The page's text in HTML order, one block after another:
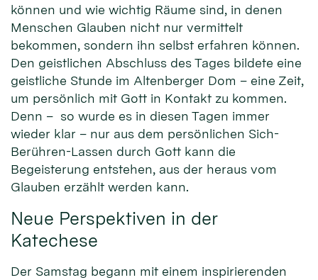
können und wie wichtig Räume sind, in denen
Menschen Glauben nicht nur vermittelt
bekommen, sondern ihn selbst erfahren können.
Den geistlichen Abschluss des Tages bildete eine
geistliche Stunde im Altenberger Dom – eine Zeit,
um persönlich mit Gott in Kontakt zu kommen.
Denn – so wurde es in diesen Tagen immer
wieder klar – nur aus dem persönlichen Sich-
Berühren-Lassen durch Gott kann die
Begeisterung entstehen, aus der heraus vom
Glauben erzählt werden kann.
Neue Perspektiven in der
Katechese
Der Samstag begann mit einem inspirierenden